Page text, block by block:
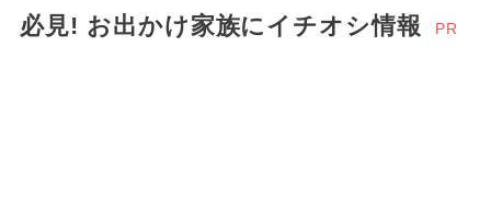
必見! お出かけ家族にイチオシ情報 PR